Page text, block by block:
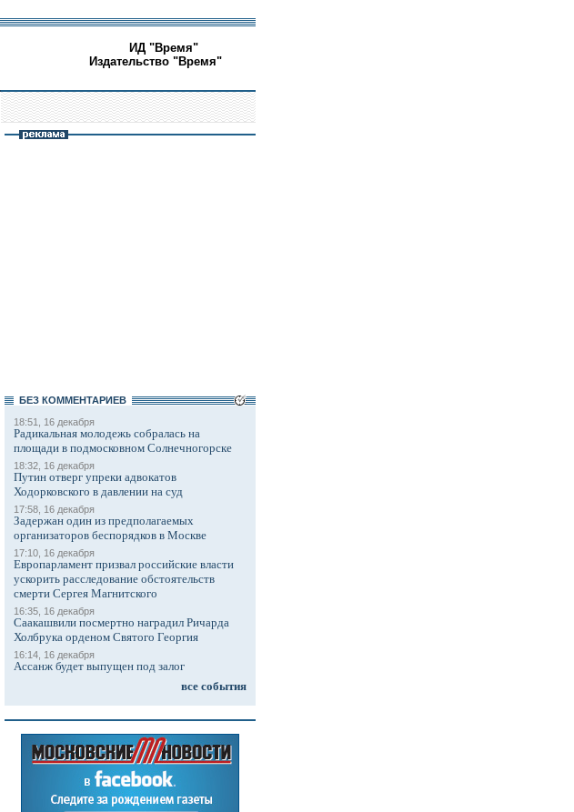
ИД "Время"
Издательство "Время"
БЕЗ КОМMЕНТАРИЕВ
18:51, 16 декабря
Радикальная молодежь собралась на
площади в подмосковном Солнечногорске
18:32, 16 декабря
Путин отверг упреки адвокатов
Ходорковского в давлении на суд
17:58, 16 декабря
Задержан один из предполагаемых
организаторов беспорядков в Москве
17:10, 16 декабря
Европарламент призвал российские власти
ускорить расследование обстоятельств
смерти Сергея Магнитского
16:35, 16 декабря
Саакашвили посмертно наградил Ричарда
Холбрука орденом Святого Георгия
16:14, 16 декабря
Ассанж будет выпущен под залог
все события